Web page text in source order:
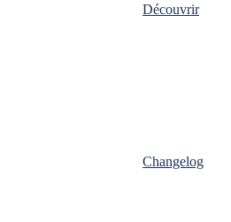
Découvrir
Changelog